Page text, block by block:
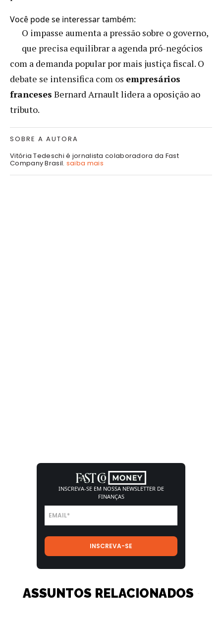
Você pode se interessar também:
O impasse aumenta a pressão sobre o governo,
que precisa equilibrar a agenda pró-negócios
com a demanda popular por mais justiça fiscal. O
debate se intensifica com os empresários
franceses Bernard Arnault lidera a oposição ao
tributo.
SOBRE A AUTORA
Vitória Tedeschi é jornalista colaboradora da Fast
Company Brasil. saiba mais
INSCREVA-SE EM NOSSA NEWSLETTER DE
FINANÇAS
ASSUNTOS RELACIONADOS